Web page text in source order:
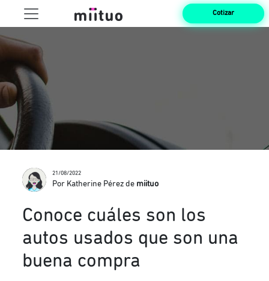
Cotizar
21/08/2022
Por Katherine Pérez de miituo
Conoce cuáles son los
autos usados que son una
buena compra